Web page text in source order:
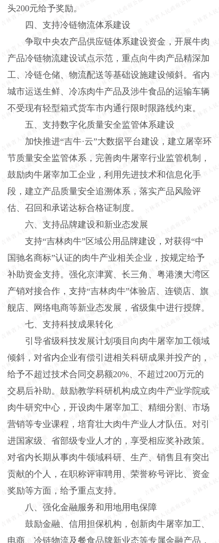
头200元给予奖励。
四、支持冷链物流体系建设
争取中央农产品供应链体系建设资金，开展牛肉
产品冷链物流建设试点示范，重点向牛肉产品精深加
工、冷链仓储、物流配送等基础设施建设倾斜。省内
城市运送生鲜、冷冻肉牛产品及涉牛食品的运输车辆
不受现有轻型箱式货车市内通行限时限路线约束。
五、支持数字化质量安全监管体系建设
加快推进“吉牛·云”大数据平台建设，建立屠宰环
节质量安全监管体系，完善肉牛屠宰行业监管机制，
鼓励肉牛屠宰加工企业，利用先进技术和信息化手
段，建立产品质量安全追溯体系，落实产品风险评
估、召回和承诺达标合格证制度。
六、支持品牌建设和新业态发展
支持“吉林肉牛”区域公用品牌建设，对获得“中
国驰名商标”认证的肉牛产业相关企业，按规定给予
补助资金支持。强化京津冀、长三角、粤港澳大湾区
产销对接合作，支持“吉林肉牛”体验店、连锁店、旗
舰店、网络电商等新业态发展，省级集中进行授牌。
七、支持科技成果转化
引导省级科技发展计划项目向肉牛屠宰加工领域
倾斜，对省内企业有偿引进相关科研成果并投产的，
给予不超过技术合同交易额20%、不超过200万元的
交易后补助。鼓励教学科研机构成立肉牛产业学院或
肉牛研究中心，开设肉牛屠宰加工、精细分割、市场
营销等专业课程，培育壮大肉牛产业人才队伍。对引
进国家级、省部级专业人才的，享受相应奖补政策。
对省内长期从事肉牛领域科研、生产、销售且有突出
贡献的个人，在职称评审聘用、荣誉称号评比、资金
奖励等方面，给予重点支持。
八、强化金融服务和用地用电保障
鼓励金融、信用担保机构，创新肉牛屠宰加工、
电商、冷链物流及餐食品牌新业态等专属金融产品，